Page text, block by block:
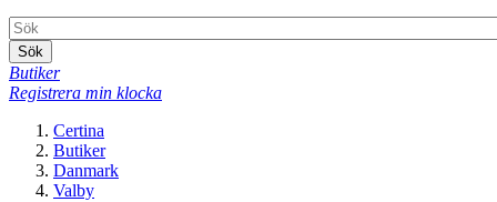
Sök
Butiker
Registrera min klocka
Certina
Butiker
Danmark
Valby